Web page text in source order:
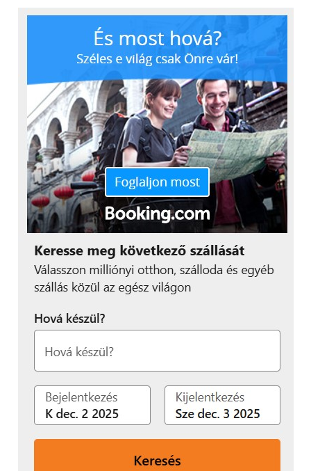
A csoport az év elején nyílt forráskódú
keretrendszereket (plCounterfit, Python Risk
Identification Toolkit for generative AI, vagy a
PyRIT
adott ki azzal a céllal, hogy segítséget nyújtson
biztonsági szakembereknek és a gépi tanulásában
jártas mérnököknek a kockázatok
feltérképezéséhez. A tapasztalataikból nyertjó
gyakorlatokatpedig megosztják a szakmai
közösséggel.
„Még csak rövid ideje
használjuk a generatív
mesterséges
intelligenciát, de már
most látjuk, hogy
nehezen tudnánk
meglenni az általa kínált
tetemes előnyök nélkül.
Mostanra azonban az is
világossá vált, hogy a
további fejlődés gátja
lehet az MI